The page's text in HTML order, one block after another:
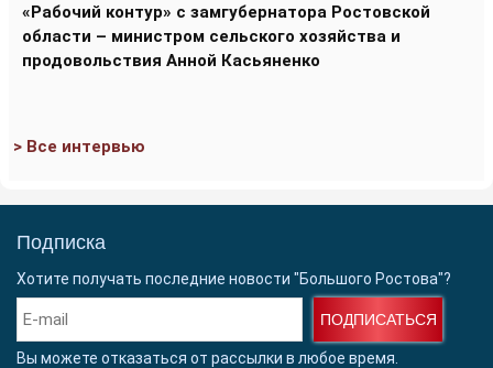
«Рабочий контур» с замгубернатора Ростовской
области – министром сельского хозяйства и
продовольствия Анной Касьяненко
> Все интервью
Подписка
Хотите получать последние новости "Большого Ростова"?
ПОДПИСАТЬСЯ
Вы можете отказаться от рассылки в любое время.